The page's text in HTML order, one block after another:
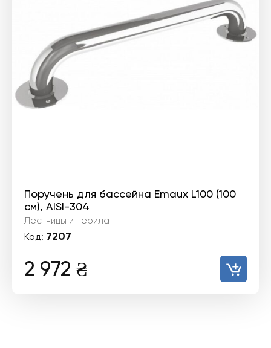
Поручень для бассейна Emaux L100 (100
см), AISI-304
Лестницы и перила
Код: 7207
2 972 ₴